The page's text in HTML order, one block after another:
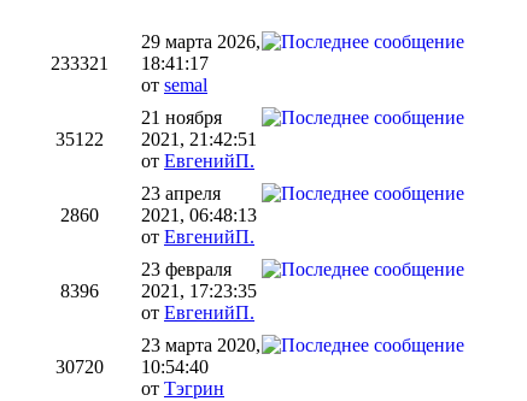
233321
29 марта 2026,
18:41:17
от semal
35122
21 ноября
2021, 21:42:51
от ЕвгенийП.
2860
23 апреля
2021, 06:48:13
от ЕвгенийП.
8396
23 февраля
2021, 17:23:35
от ЕвгенийП.
30720
23 марта 2020,
10:54:40
от Тэгрин